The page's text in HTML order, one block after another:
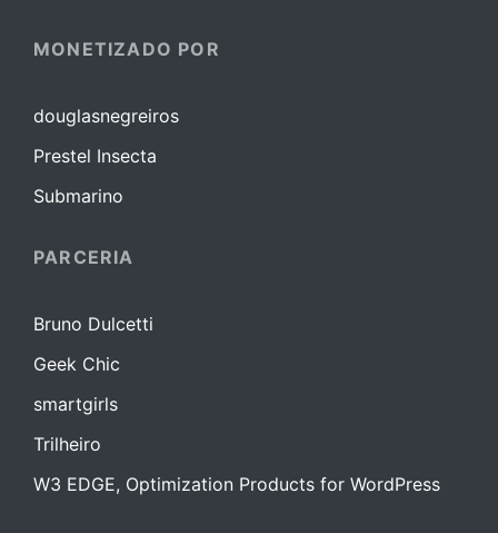
MONETIZADO POR
douglasnegreiros
Prestel Insecta
Submarino
PARCERIA
Bruno Dulcetti
Geek Chic
smartgirls
Trilheiro
W3 EDGE, Optimization Products for WordPress